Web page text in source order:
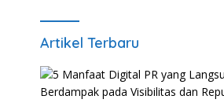
Artikel Terbaru